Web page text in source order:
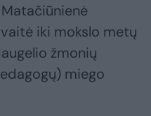
iki mokslo metų
žmonių
miego